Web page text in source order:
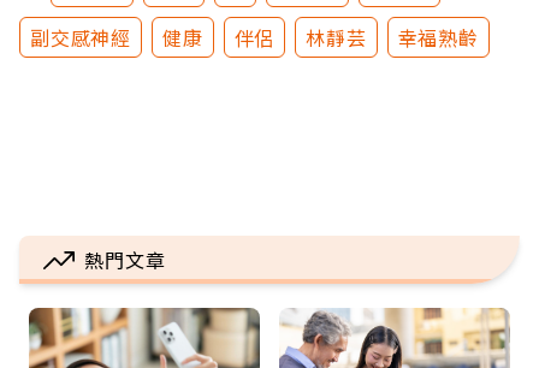
副交感神經
健康 伴侶 林靜芸 幸福熟齡
熱門文章